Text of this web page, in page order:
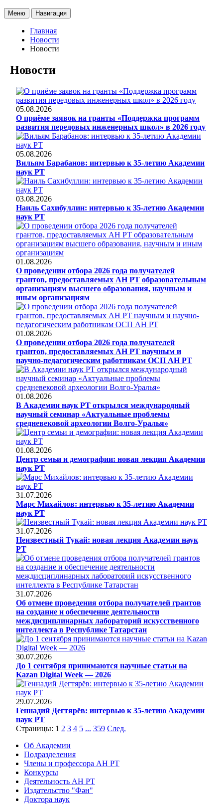
Меню Навигация
Главная
Новости
Новости
Новости
05.08.2026
О приёме заявок на гранты «Поддержка программ
развития передовых инженерных школ» в 2026 году
05.08.2026
Вильям Барабанов: интервью к 35-летию Академии
наук РТ
03.08.2026
Наиль Сахибуллин: интервью к 35-летию Академии
наук РТ
01.08.2026
О проведении отбора 2026 года получателей
грантов, предоставляемых АН РТ образовательным
организациям высшего образования, научным и
иным организациям
01.08.2026
О проведении отбора 2026 года получателей
грантов, предоставляемых АН РТ научным и
научно-педагогическим работникам ОСП АН РТ
01.08.2026
В Академии наук РТ открылся международный
научный семинар «Актуальные проблемы
средневековой археологии Волго-Уралья»
01.08.2026
Центр семьи и демографии: новая лекция Академии
наук РТ
31.07.2026
Марс Михайлов: интервью к 35-летию Академии
наук РТ
31.07.2026
Неизвестный Тукай: новая лекция Академии наук
РТ
31.07.2026
Об отмене проведения отбора получателей грантов
на создание и обеспечение деятельности
междисциплинарных лабораторий искусственного
интеллекта в Республике Татарстан
30.07.2026
До 1 сентября принимаются научные статьи на
Kazan Digital Week — 2026
29.07.2026
Геннадий Дегтярёв: интервью к 35-летию Академии
наук РТ
Страницы: 1 2 3 4 5 ... 359 След.
Об Академии
Подразделения
Члены и профессора АН РТ
Конкурсы
Деятельность АН РТ
Издательство "Фән"
Доктора наук